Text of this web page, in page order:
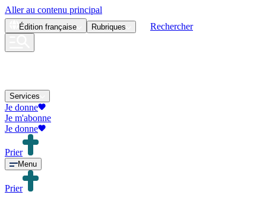
Aller au contenu principal
Édition française Rubriques Rechercher
Services
Je donne
Je m'abonne
Je donne
Prier
Menu
Prier